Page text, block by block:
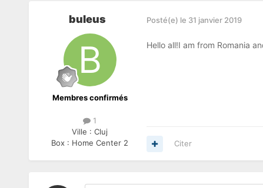
buleus
Membres confirmés
1
Ville :Cluj
Box : Home Center 2
Posté(e) le 31 janvier 2019
Hello all!I am from Romania
Citer